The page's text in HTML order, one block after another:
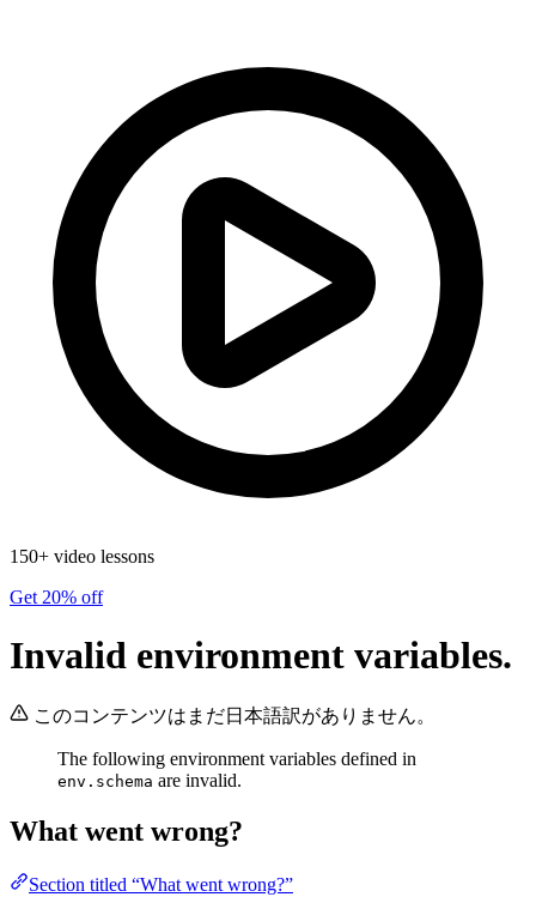
150+ video lessons
Get 20% off
Invalid environment variables.
このコンテンツはまだ日本語訳がありません。
The following environment variables defined in
env.schema are invalid.
What went wrong?
Section titled “What went wrong?”